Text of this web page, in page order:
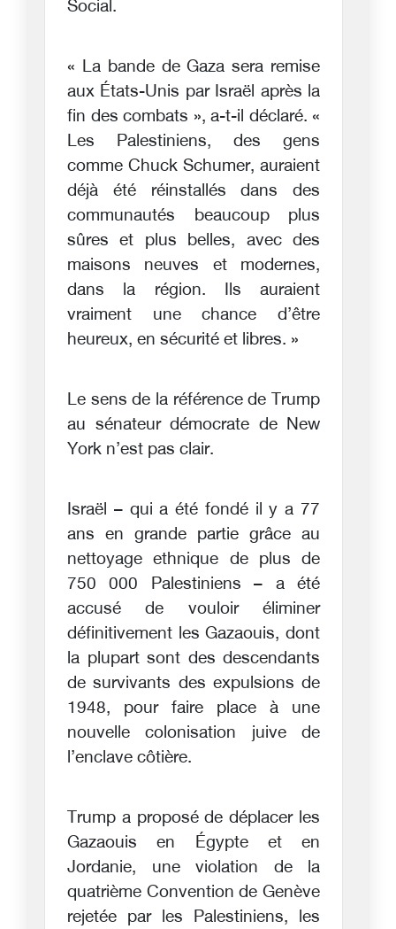
Social.
« La bande de Gaza sera remise
aux États-Unis par Israël après la
fin des combats », a-t-il déclaré. «
Les Palestiniens, des gens
comme Chuck Schumer, auraient
déjà été réinstallés dans des
communautés beaucoup plus
sûres et plus belles, avec des
maisons neuves et modernes,
dans la région. Ils auraient
vraiment une chance d’être
heureux, en sécurité et libres. »
Le sens de la référence de Trump
au sénateur démocrate de New
York n’est pas clair.
Israël – qui a été fondé il y a 77
ans en grande partie grâce au
nettoyage ethnique de plus de
750 000 Palestiniens – a été
accusé de vouloir éliminer
définitivement les Gazaouis, dont
la plupart sont des descendants
de survivants des expulsions de
1948, pour faire place à une
nouvelle colonisation juive de
l’enclave côtière.
Trump a proposé de déplacer les
Gazaouis en Égypte et en
Jordanie, une violation de la
quatrième Convention de Genève
rejetée par les Palestiniens, les